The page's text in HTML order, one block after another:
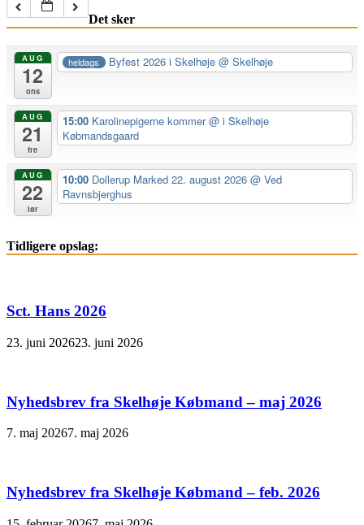
Det sker
AUG
12
ons
heldags Byfest 2026 i Skelhøje@ Skelhøje
AUG
21
fre
15:00 Karolinepigerne kommer@ i Skelhøje
Købmandsgaard
AUG
22
lør
10:00 Dollerup Marked 22. august 2026 @ Ved
Ravnsbjerghus
Tidligere opslag:
Sct. Hans 2026
23. juni 202623. juni 2026
Nyhedsbrev fra Skelhøje Købmand – maj 2026
7. maj 20267. maj 2026
Nyhedsbrev fra Skelhøje Købmand – feb. 2026